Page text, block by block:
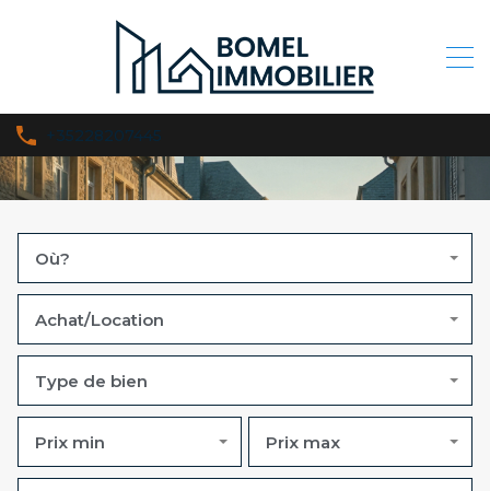
+35228207445
Où?
Achat/Location
Type de bien
Prix min Prix max